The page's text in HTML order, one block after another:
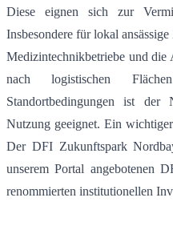
Diese eignen sich zur
Insbesondere für lokal
Medizintechnikbetriebe und die
nach logistischen
Standortbedingungen ist
Nutzung geeignet. Ein
Der DFI Zukunftspark
unserem Portal angebotenen
renommierten institutionellen